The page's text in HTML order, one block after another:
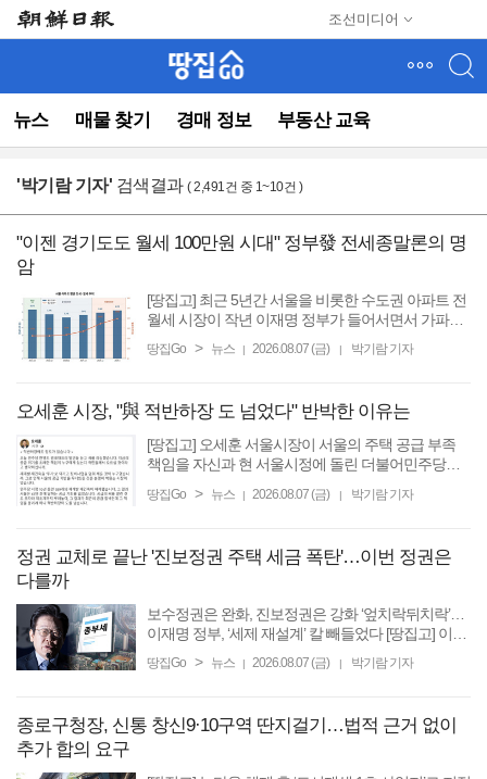
조선미디어
뉴스 매물 찾기 경매 정보 부동산 교육
뉴
(컨
영
'박기람 기자' 검색결과 ( 2,491건 중 1~10건 )
"이젠 경기도도 월세 100만원 시대" 정부發 전세종말론의 명
암
[땅집고] 최근 5년간 서울을 비롯한 수도권 아파트 전
월세 시장이 작년 이재명 정부가 들어서면서 가파른
년 만에 30만원 이상 급등했고, 고금리 시기 수억원씩
땅집Go > 뉴스 2026.08.07 (금) 박기람 기자
오세훈 시장, "與 적반하장 도 넘었다" 반박한 이유는
[땅집고] 오세훈 서울시장이 서울의 주택 공급 부족
책임을 자신과 현 서울시정에 돌린 더불어민주당을
다. 민주당 시정 10년 동안 재개발·재건축 구역이 대
땅집Go > 뉴스 | 2026.08.07 (금) | 박기람 기자
정권 교체로 끝난 '진보정권 주택 세금 폭탄'…이번 정권은
다를까
보수정권은 완화, 진보정권은 강화 ‘엎치락뒤치락’…
이재명 정부, ‘세제 재설계’ 칼 빼들었다 [땅집고] 이재
동산 세제 개편의 칼을 빼들었다. 역대 정부는 부동산
땅집Go > 뉴스 | 2026.08.07 (금) | 박기람 기자
종로구청장, 신통 창신9·10구역 딴지걸기…법적 근거 없이
추가 합의 요구